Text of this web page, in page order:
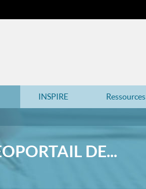
INSPIRE Ressources
DE...